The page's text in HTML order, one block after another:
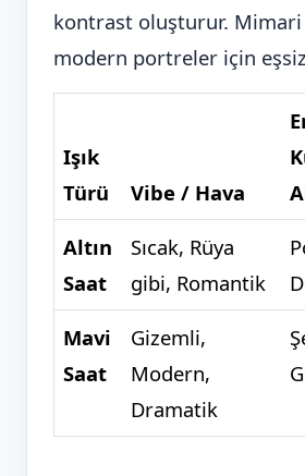
kontrast oluşturur.
modern portreler için
Işık
Türü
Vibe / Hava
Altın
Saat
Sıcak, Rüya
gibi, Romantik
Mavi
Saat
Gizemli,
Modern,
Dramatik